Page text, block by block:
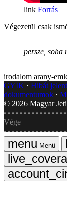
Forrás
Végezetül csak
persze, soha
irodalom arany-
GYIK
Hibát
dokumentumok
© 2026 Magyar
Vége
Menü